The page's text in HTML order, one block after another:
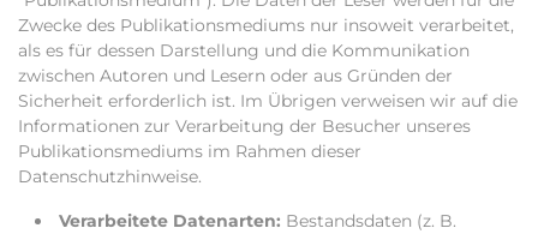
Zwecke des Publikationsmediums nur insoweit verarbeitet,
als es für dessen Darstellung und die Kommunikation
zwischen Autoren und Lesern oder aus Gründen der
Sicherheit erforderlich ist. Im Übrigen verweisen wir auf die
Informationen zur Verarbeitung der Besucher unseres
Publikationsmediums im Rahmen dieser
Datenschutzhinweise.
Verarbeitete Datenarten: Bestandsdaten (z. B.